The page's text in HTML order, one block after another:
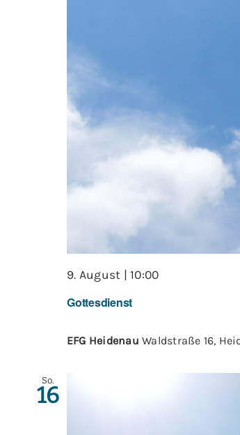
Gottesdienst
9. August | 10:00
EFG HeidenauWaldstraße 16,
So.
16